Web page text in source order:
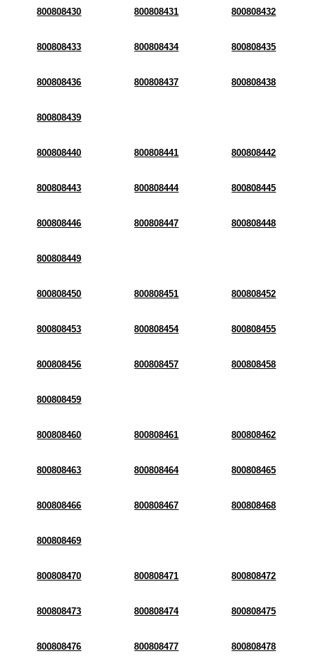
800808430 800808431 800808432
800808433 800808434 800808435
800808436 800808437 800808438
800808439
800808440 800808441 800808442
800808443 800808444 800808445
800808446 800808447 800808448
800808449
800808450 800808451 800808452
800808453 800808454 800808455
800808456 800808457 800808458
800808459
800808460 800808461 800808462
800808463 800808464 800808465
800808466 800808467 800808468
800808469
800808470 800808471 800808472
800808473 800808474 800808475
800808476 800808477 800808478